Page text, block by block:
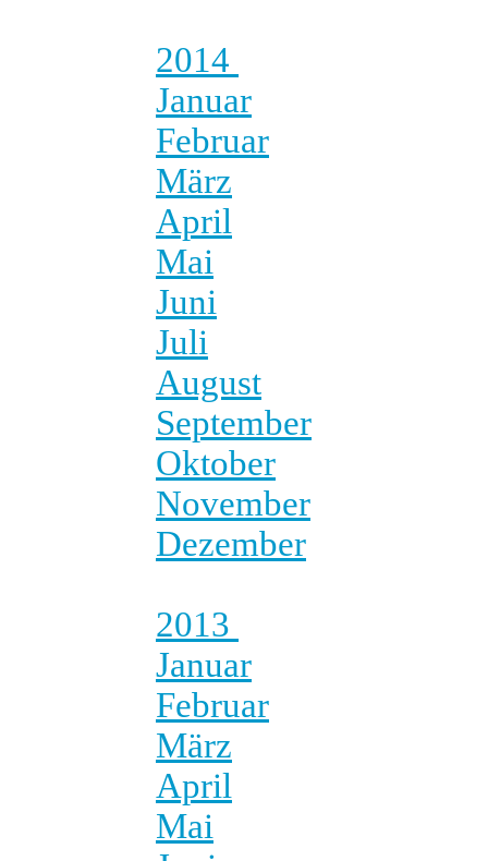
2014
Januar
Februar
März
April
Mai
Juni
Juli
August
September
Oktober
November
Dezember
2013
Januar
Februar
März
April
Mai